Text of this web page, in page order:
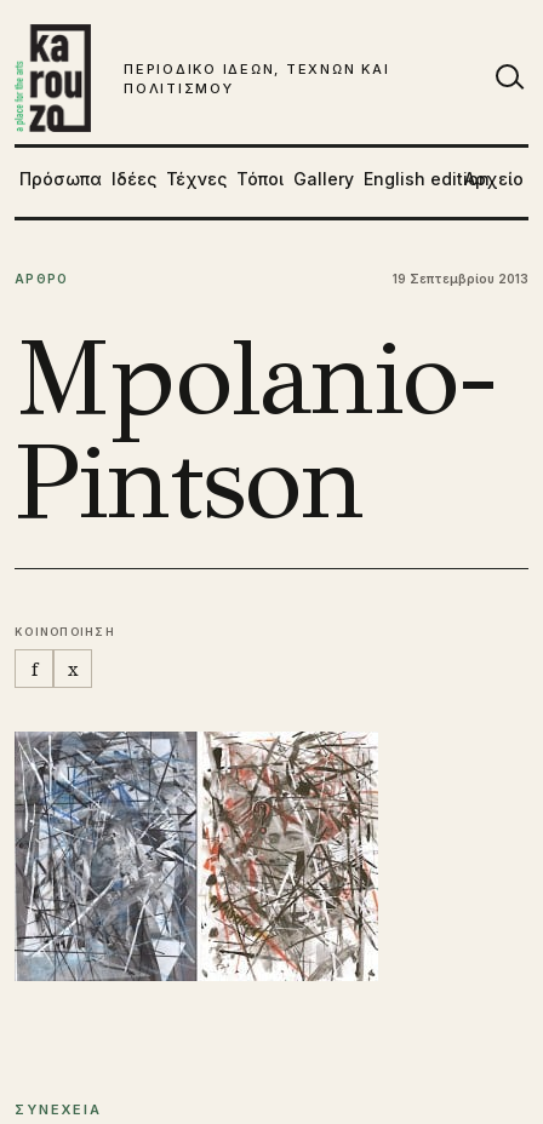
ΠΕΡΙΟΔΙΚΟ ΙΔΕΩΝ, ΤΕΧΝΩΝ ΚΑΙ
ΠΟΛΙΤΙΣΜΟΥ
Πρόσωπα Ιδέες Τέχνες Τόποι Gallery English editionΑρχείο
ΑΡΘΡΟ 19 Σεπτεμβρίου 2013
Mpolanio-
Pintson
ΚΟΙΝΟΠΟΙΗΣΗ
f x
ΣΥΝΕΧΕΙΑ